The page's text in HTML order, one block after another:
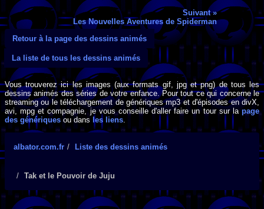
Suivant »
Les Nouvelles Aventures de Spiderman
Retour à la page des dessins animés
La liste de tous les dessins animés
Vous trouverez ici les images (aux formats gif, jpg et png) de tous les
dessins animés des séries de votre enfance. Pour tout ce qui concerne le
streaming ou le téléchargement de génériques mp3 et d'épisodes en divX,
avi, mpg et compagnie, je vous conseille d'aller faire un tour sur lapage
des génériques ou dans les liens.
albator.com.fr Liste des dessins animés
Tak et le Pouvoir de Juju